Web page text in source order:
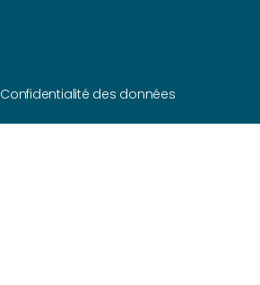
Confidentialité des données